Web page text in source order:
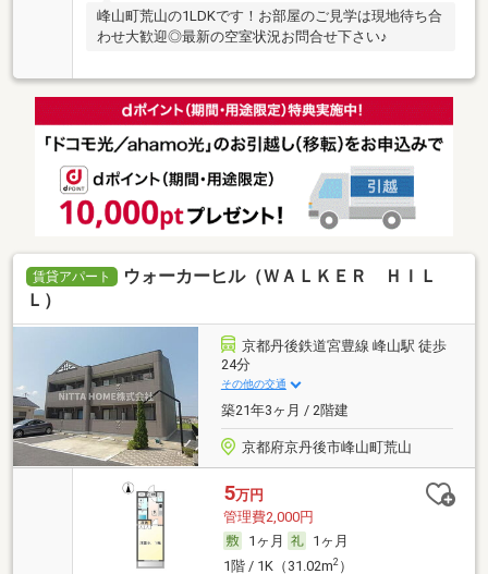
峰山町荒山の1LDKです！お部屋のご見学は現地待ち合
わせ大歓迎◎最新の空室状況お問合せ下さい♪
賃貸アパート
ウォーカーヒル（ＷＡＬＫＥＲ ＨＩＬ
Ｌ）
京都丹後鉄道宮豊線 峰山駅 徒歩
24分
その他の交通
築21年3ヶ月 / 2階建
京都府京丹後市峰山町荒山
5万円
管理費2,000円
1ヶ月
1ヶ月
1階 / 1K（31.02m2）